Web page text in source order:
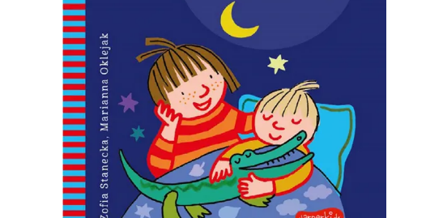
Powiększony kursor
Pomoc w czytaniu
Podkreślenie linków